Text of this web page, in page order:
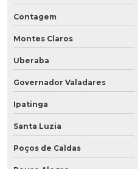
Contagem
Montes Claros
Uberaba
Governador Valadares
Ipatinga
Santa Luzia
Poços de Caldas